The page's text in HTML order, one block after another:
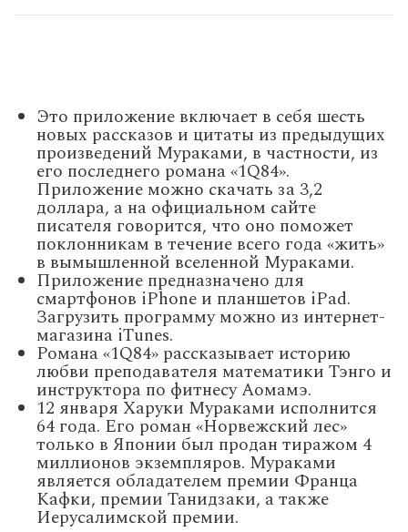
Это приложение включает в себя шесть
новых рассказов и цитаты из предыдущих
произведений Мураками, в частности, из
его последнего романа «1Q84».
Приложение можно скачать за 3,2
доллара, а на официальном сайте
писателя говорится, что оно поможет
поклонникам в течение всего года «жить»
в вымышленной вселенной Мураками.
Приложение предназначено для
смартфонов iPhone и планшетов iPad.
Загрузить программу можно из интернет-
магазина iTunes.
Романа «1Q84» рассказывает историю
любви преподавателя математики Тэнго и
инструктора по фитнесу Аомамэ.
12 января Харуки Мураками исполнится
64 года. Его роман «Норвежский лес»
только в Японии был продан тиражом 4
миллионов экземпляров. Мураками
является обладателем премии Франца
Кафки, премии Танидзаки, а также
Иерусалимской премии.